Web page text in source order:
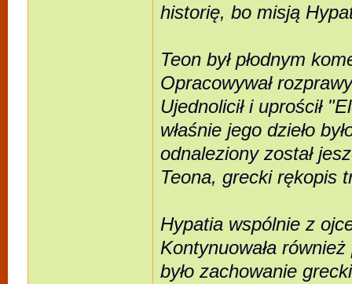
historię, bo misją
Teon był płodnym
Opracowywał
Ujednolicił i uprościł
właśnie jego dzieło
odnaleziony został
Teona, grecki rękopis
Hypatia wspólnie z
Kontynuowała
było zachowanie